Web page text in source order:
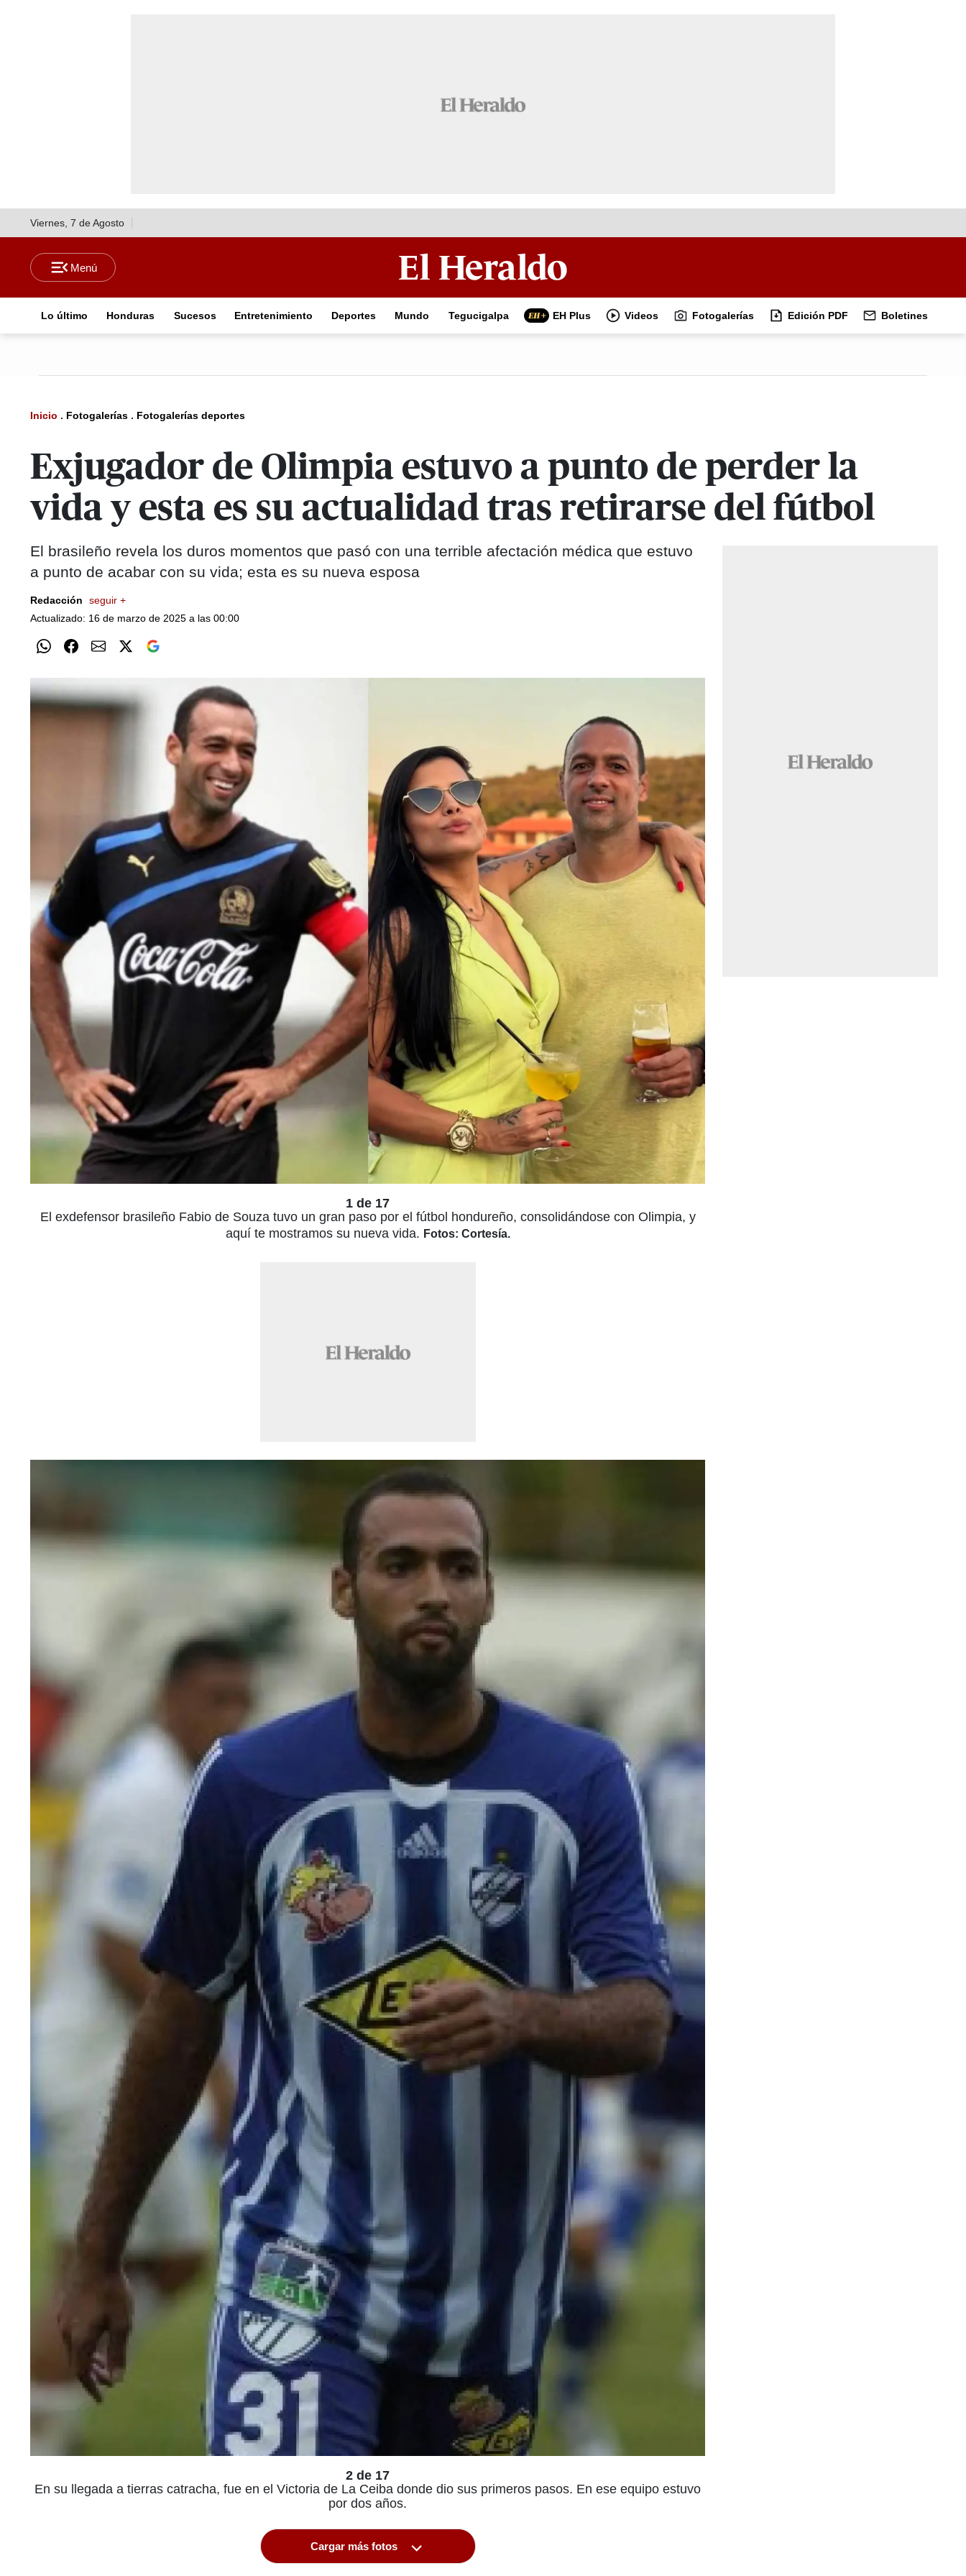
Viernes, 7 de Agosto
Lo último Honduras Sucesos Entretenimiento Deportes Mundo Tegucigalpa EH Plus Videos Fotogalerías Edición PDF Boletines
Inicio . Fotogalerías . Fotogalerías deportes
Exjugador de Olimpia estuvo a punto de perder la
vida y esta es su actualidad tras retirarse del fútbol
El brasileño revela los duros momentos que pasó con una terrible afectación médica que estuvo
a punto de acabar con su vida; esta es su nueva esposa
Redacción
seguir +
Actualizado: 16 de marzo de 2025 a las 00:00
1 de 17
El exdefensor brasileño Fabio de Souza tuvo un gran paso por el fútbol hondureño, consolidándose con Olimpia, y
aquí te mostramos su nueva vida. Fotos: Cortesía.
2 de 17
En su llegada a tierras catracha, fue en el Victoria de La Ceiba donde dio sus primeros pasos. En ese equipo estuvo
por dos años.
Cargar más fotos